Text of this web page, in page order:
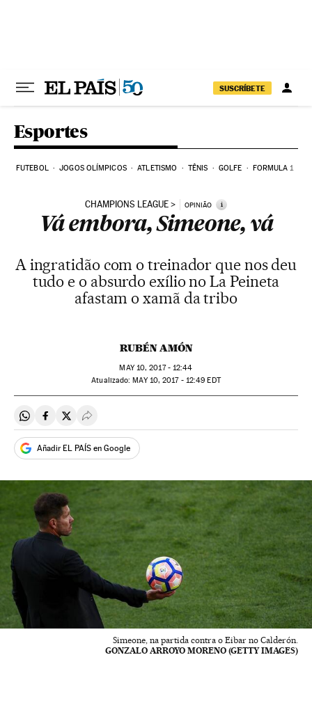
SUSCRÍBETE
Esportes
FUTEBOL JOGOS OLÍMPICOS ATLETISMO TÊNIS GOLFE FORMULA 1
CHAMPIONS LEAGUE OPINIÃO i
Vá embora, Simeone, vá
A ingratidão com o treinador que nos deu
tudo e o absurdo exílio no La Peineta
afastam o xamã da tribo
RUBÉN AMÓN
MAY10, 2017 - 12:44
atualizado: MAY10, 2017 - 12:49 EDT
Compartir en Whatsapp
Compartir en Facebook
Compartir en Twitter
Desplegar Redes Sociales
Añadir EL PAÍS en Google
Simeone, na partida contra o Eibar no Calderón.
GONZALO ARROYO MORENO (GETTY IMAGES)